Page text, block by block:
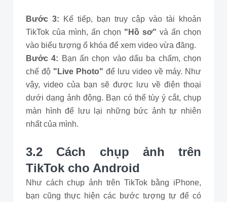
Bước 3: Kế tiếp, bạn truy cập vào tài khoản
TikTok của mình, ấn chọn "Hồ sơ" và ấn chọn
vào biểu tượng ổ khóa để xem video vừa đăng.
Bước 4: Bạn ấn chọn vào dấu ba chấm, chọn
chế độ "Live Photo" để lưu video về máy. Như
vậy, video của bạn sẽ được lưu về điện thoại
dưới dạng ảnh động. Bạn có thể tùy ý cắt, chụp
màn hình để lưu lại những bức ảnh tự nhiên
nhất của mình.
3.2 Cách chụp ảnh trên
TikTok cho Android
Như cách chụp ảnh trên TikTok bằng iPhone,
bạn cũng thực hiện các bước tượng tự để có